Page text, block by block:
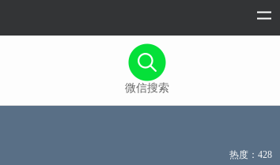
微信搜索
热度：428